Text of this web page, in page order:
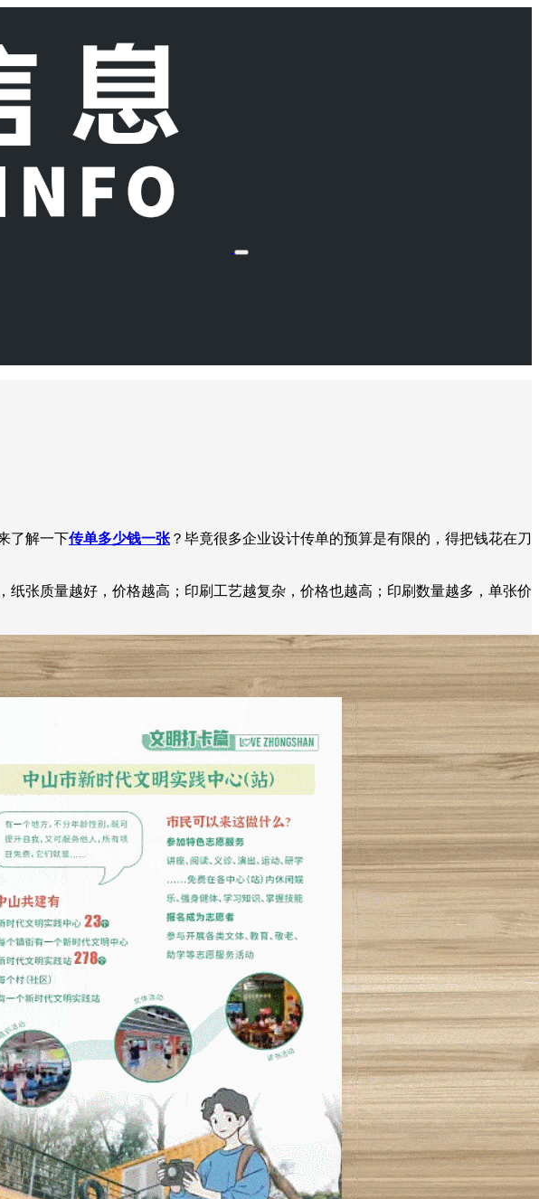
了解一下传单多少钱一张 ？毕竟很多企业设计传单的预算是有限的，得把钱花在刀
张质量越好，价格越高；印刷工艺越复杂，价格也越高；印刷数量越多，单张价